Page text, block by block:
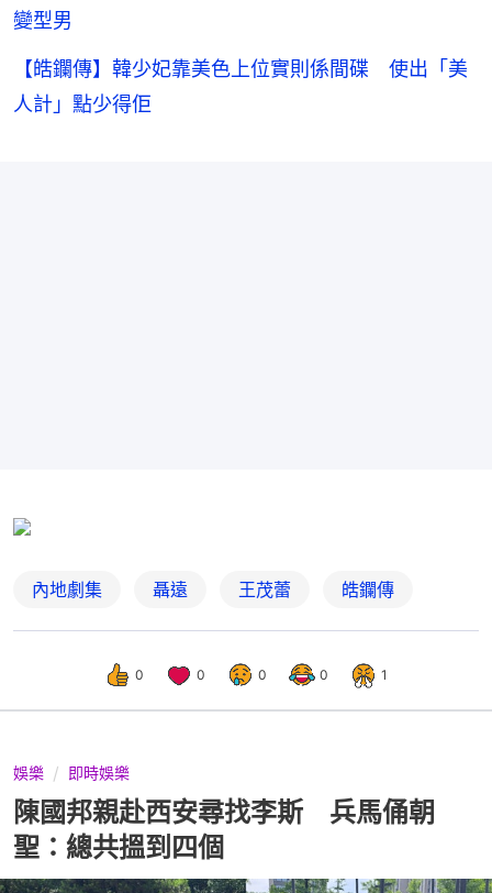
變型男
【皓鑭傳】韓少妃靠美色上位實則係間碟 使出「美
人計」點少得佢
內地劇集 聶遠 王茂蕾 皓鑭傳
0 0 0 0 1
娛樂 即時娛樂
陳國邦親赴西安尋找李斯 兵馬俑朝
聖：總共搵到四個